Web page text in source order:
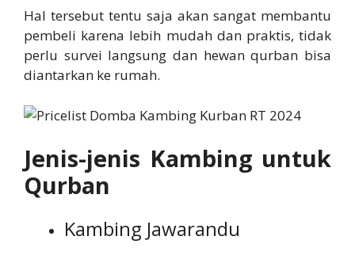
Hal tersebut tentu saja akan sangat membantu
pembeli karena lebih mudah dan praktis, tidak
perlu survei langsung dan hewan qurban bisa
diantarkan ke rumah.
Jenis-jenis Kambing untuk
Qurban
Kambing Jawarandu